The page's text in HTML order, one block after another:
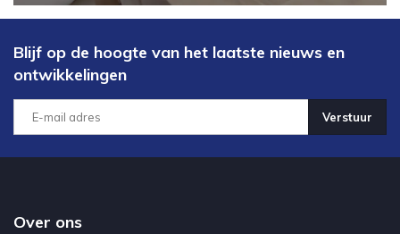
Blijf op de hoogte van het laatste nieuws en
ontwikkelingen
Verstuur
Over ons